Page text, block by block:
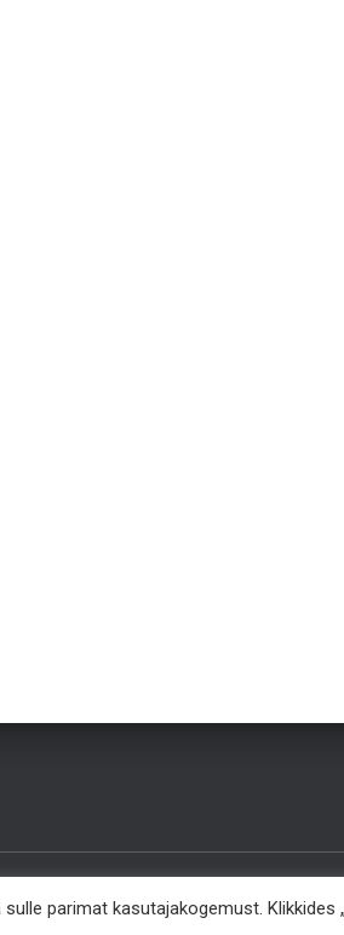
ARTIKLID KKK MEIST
parimat kasutajakogemust. Klikkides